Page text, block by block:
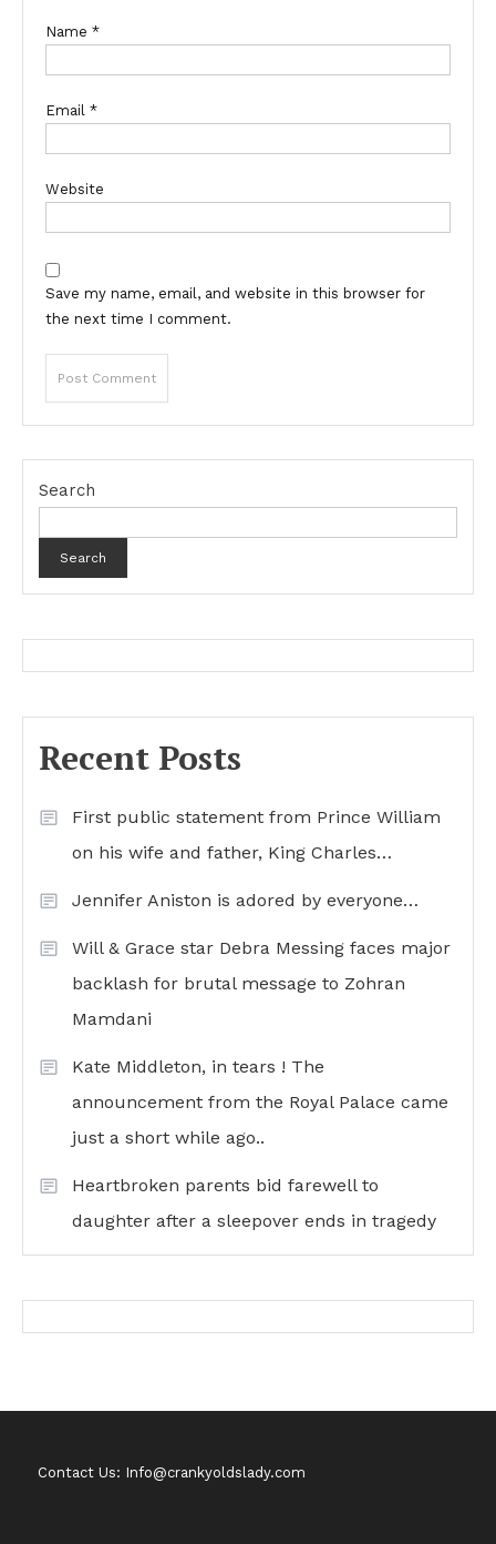
Name *
Email *
Website
Save my name, email, and website in this browser for
the next time I comment.
Search
Search
Recent Posts
First public statement from Prince William
on his wife and father, King Charles…
Jennifer Aniston is adored by everyone…
Will & Grace star Debra Messing faces major
backlash for brutal message to Zohran
Mamdani
Kate Middleton, in tears ! The
announcement from the Royal Palace came
just a short while ago..
Heartbroken parents bid farewell to
daughter after a sleepover ends in tragedy
Contact Us: Info@crankyoldslady.com